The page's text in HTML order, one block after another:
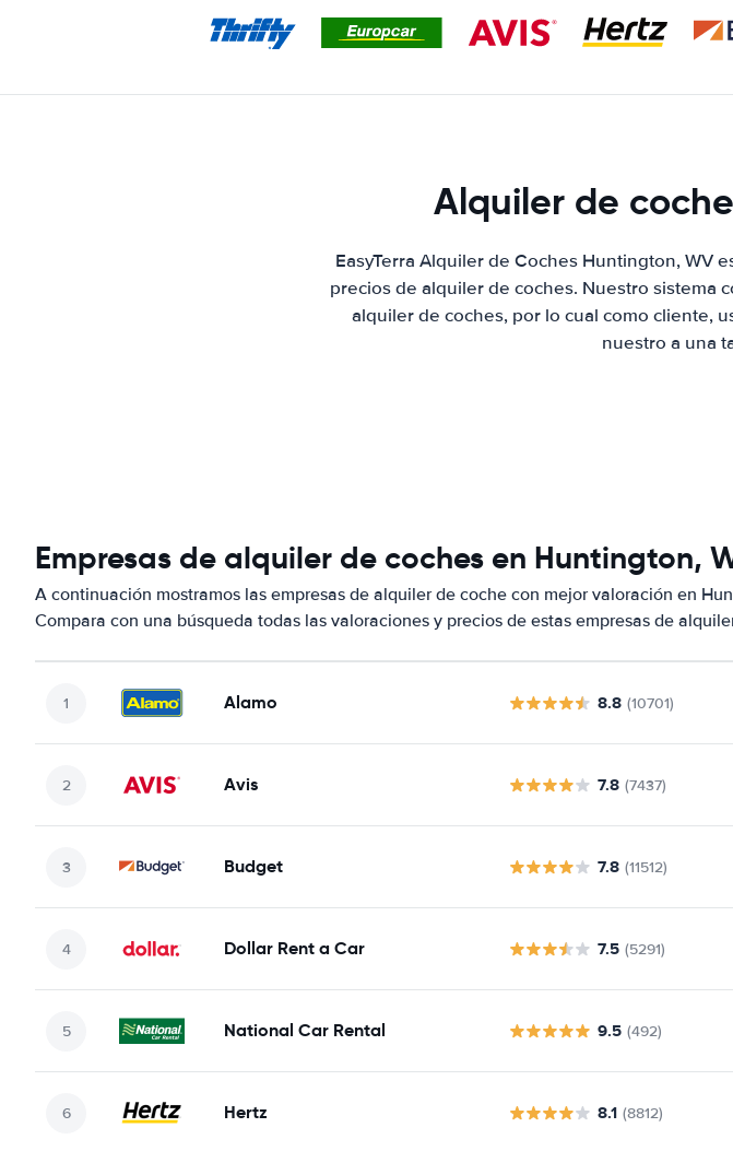
Alquiler de
EasyTerra Alquiler de Coches Huntington, WV
precios de alquiler de coches. Nuestro sistema
alquiler de coches, por lo cual como cliente,
nuestro a una
Empresas de alquiler de coches en Huntington,
A continuación mostramos las empresas de alquiler de coche con mejor valoración en
Compara con una búsqueda todas las valoraciones y precios de estas empresas de
Alamo 8.8 (10701)
Avis 7.8 (7437)
Budget 7.8 (11512)
Dollar Rent a Car 7.5 (5291)
National Car Rental 9.5 (492)
Hertz 8.1 (8812)